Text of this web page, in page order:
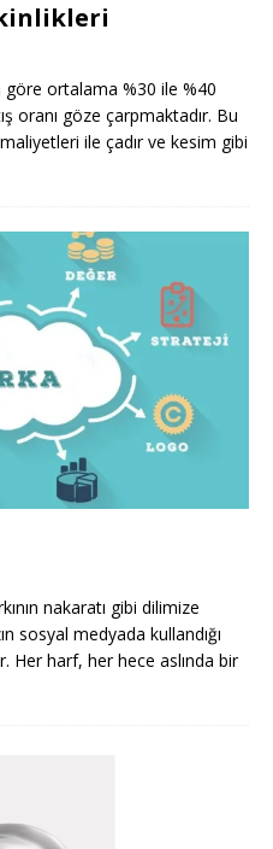
göre ortalama %30 ile %40
oranı göze çarpmaktadır. Bu
ile çadır ve kesim gibi
nakaratı gibi dilimize
sosyal medyada kullandığı
Her harf, her hece aslında bir